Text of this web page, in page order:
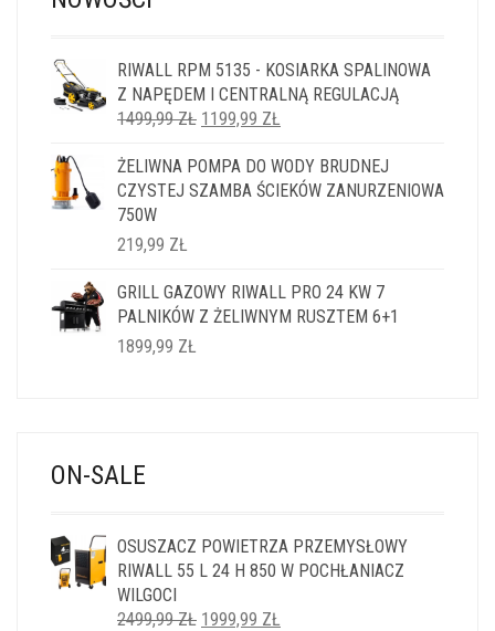
RIWALL RPM 5135 - KOSIARKA SPALINOWA
Z NAPĘDEM I CENTRALNĄ REGULACJĄ
1499,99ZŁ PIERWOTNA
WYNOSIŁA:
1499,99 ZŁ.
1199,99 ZŁ
WYNOSI:
1199,99 ZŁ.
ŻELIWNA POMPA DO WODY BRUDNEJ
CZYSTEJ SZAMBA ŚCIEKÓW ZANURZENIOWA
750W
219,99 ZŁ
GRILL GAZOWY RIWALL PRO 24 KW 7
PALNIKÓW Z ŻELIWNYM RUSZTEM 6+1
1899,99 ZŁ
ON-SALE
OSUSZACZ POWIETRZA PRZEMYSŁOWY
RIWALL 55 L 24 H 850 W POCHŁANIACZ
WILGOCI
2499,99ZŁ PIERWOTNA
1999,99 ZŁ